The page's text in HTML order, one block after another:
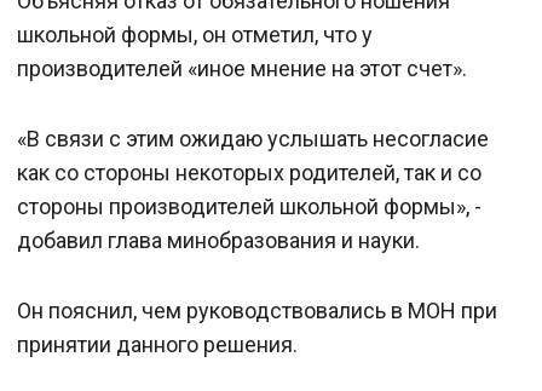
школьной формы, он отметил, что у
производителей «иное мнение на этот счет».
«В связи с этим ожидаю услышать несогласие
как со стороны некоторых родителей, так и со
стороны производителей школьной формы», -
добавил глава минобразования и науки.
Он пояснил, чем руководствовались в МОН при
принятии данного решения.